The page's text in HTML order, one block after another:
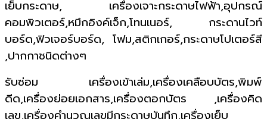
เย็บกระดาษ, เครื่องเจาะกระดาษไฟฟ้า,อุปกรณ์
คอมพิวเตอร์,หมึกอิงค์เจ็ก,โทนเนอร์, กระดานไวท์
บอร์ด,ฟิวเจอร์บอร์ด, โฟม,สติกเกอร์,กระดาษโปเตอร์สี
,ปากกาชนิดต่างๆ
รับซ่อม เครื่องเข้าเล่ม,เครื่องเคลือบบัตร,พิมพ์
ดีด,เครื่องย่อยเอกสาร,เครื่องตอกบัตร ,เครื่องคิด
เลข,เครื่องคำนวณเลขมีกระดาษบันทึก,เครื่องเย็บ